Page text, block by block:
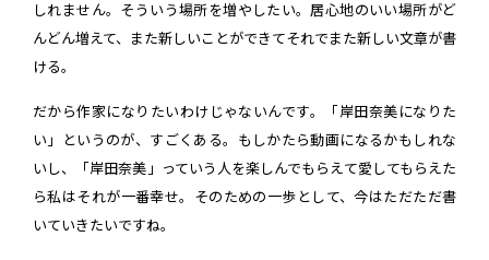
しれません。そういう場所を増やしたい。居心地のいい場所がど
んどん増えて、また新しいことができてそれでまた新しい文章が書
ける。
だから作家になりたいわけじゃないんです。「岸田奈美になりた
い」というのが、すごくある。もしかたら動画になるかもしれな
いし、「岸田奈美」っていう人を楽しんでもらえて愛してもらえた
ら私はそれが一番幸せ。そのための一歩として、今はただただ書
いていきたいですね。